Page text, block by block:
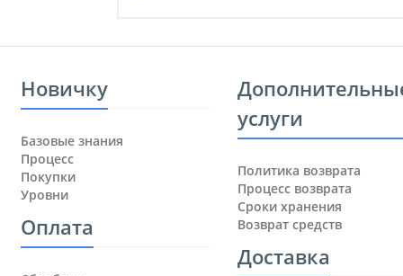
Новичку
Базовые знания
Процесс
Покупки
Уровни
Оплата
услуги
Политика возврата
Процесс возврата
Сроки хранения
Возврат средств
Доставка